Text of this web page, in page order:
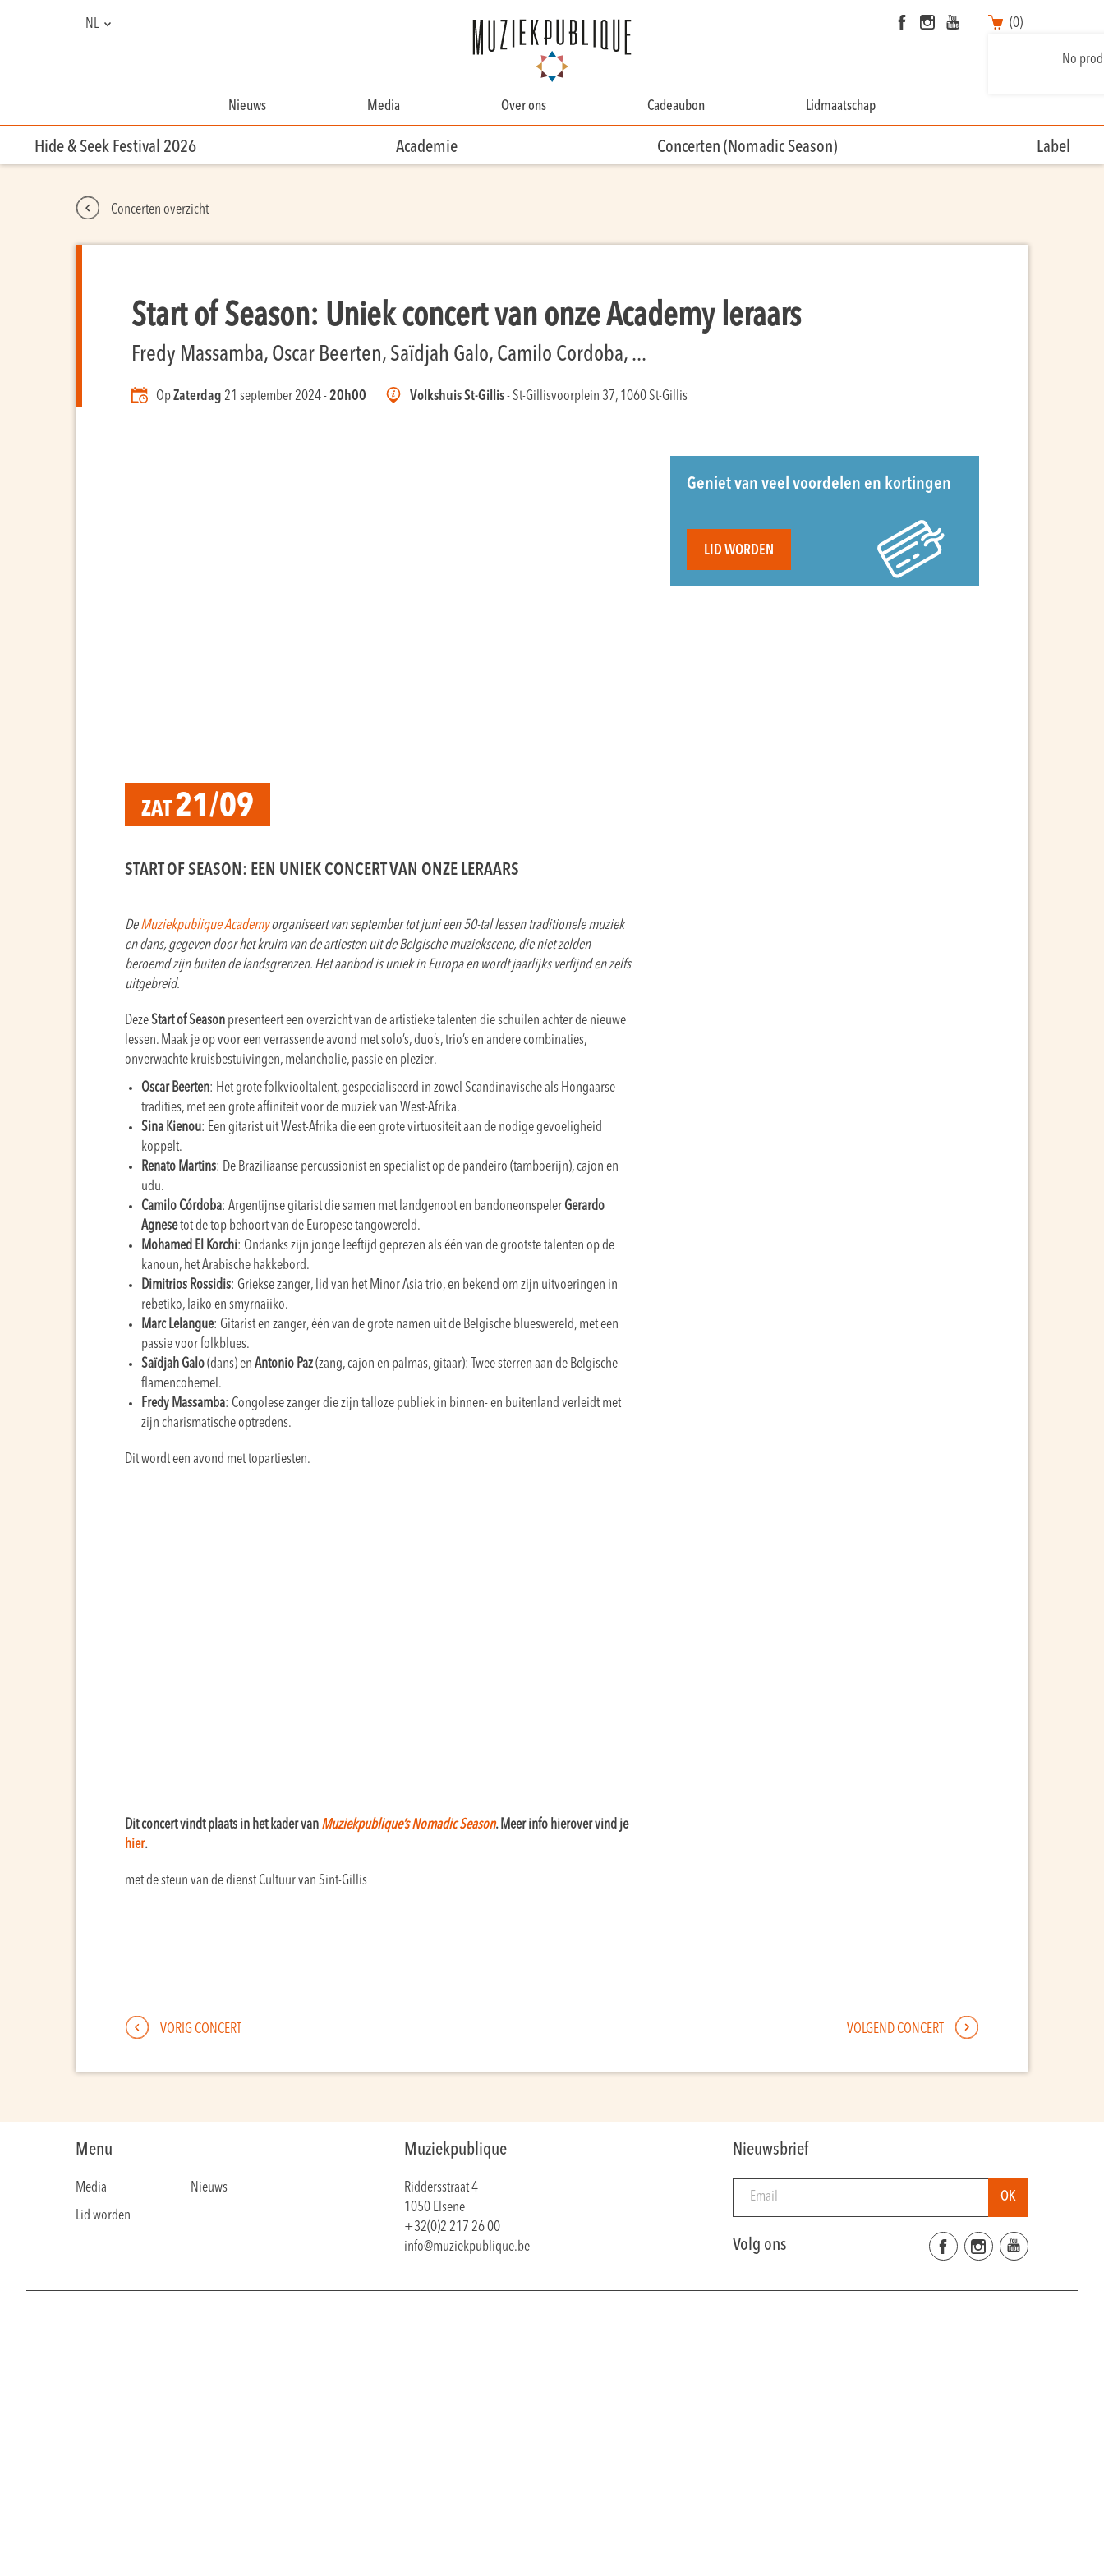
NL
(0)
No
Nieuws Media Over ons
Contact
Cadeaubon Lidmaatschap
Hide & Seek Festival 2026 Academie Concerten (Nomadic Season) Label
Concerten overzicht
Start of Season: Uniek concert van onze Academy leraars
Fredy Massamba, Oscar Beerten, Saïdjah Galo, Camilo Cordoba, ...
OpZaterdag 21 september 2024 -20h00 Volkshuis St-Gillis- St-Gillisvoorplein 37, 1060 St-Gillis
ZAT21/09
START OF SEASON: EEN UNIEK CONCERT VAN ONZE LERAARS
DeMuziekpublique Academyorganiseert van september tot juni een 50-tal lessen traditionele muziek
en dans, gegeven door het kruim van de artiesten uit de Belgische muziekscene, die niet zelden
beroemd zijn buiten de landsgrenzen. Het aanbod is uniek in Europa en wordt jaarlijks verfijnd en zelfs
uitgebreid.
DezeStart of Season presenteert een overzicht van de artistieke talenten die schuilen achter de nieuwe
lessen. Maak je op voor een verrassende avond met solo’s, duo’s, trio’s en andere combinaties,
onverwachte kruisbestuivingen, melancholie, passie en plezier.
Oscar Beerten: Het grote folkviooltalent, gespecialiseerd in zowel Scandinavische als Hongaarse
tradities, met een grote affiniteit voor de muziek van West-Afrika.
Sina Kienou: Een gitarist uit West-Afrika die een grote virtuositeit aan de nodige gevoeligheid
koppelt.
Renato Martins: De Braziliaanse percussionist en specialist op de pandeiro (tamboerijn), cajon en
udu.
Camilo Córdoba: Argentijnse gitarist die samen met landgenoot en bandoneonspeler Gerardo
Agnesetot de top behoort van de Europese tangowereld.
Mohamed El Korchi: Ondanks zijn jonge leeftijd geprezen als één van de grootste talenten op de
kanoun, het Arabische hakkebord.
Dimitrios Rossidis: Griekse zanger, lid van het Minor Asia trio, en bekend om zijn uitvoeringen in
rebetiko, laiko en smyrnaiiko.
Marc Lelangue: Gitarist en zanger, één van de grote namen uit de Belgische blueswereld, met een
passie voor folkblues.
Saïdjah Galo(dans) en Antonio Paz(zang, cajon en palmas, gitaar): Twee sterren aan de Belgische
flamencohemel.
Fredy Massamba: Congolese zanger die zijn talloze publiek in binnen- en buitenland verleidt met
zijn charismatische optredens.
Dit wordt een avond met topartiesten.
Dit concert vindt plaats in het kader van Muziekpublique’s Nomadic Season. Meer info hierover vind je
hier.
met de steun van de dienst Cultuur van Sint-Gillis
Geniet van veel voordelen en kortingen
LID WORDEN
VORIG CONCERT VOLGEND CONCERT
Menu
Media
Nieuws
Lid worden
Muziekpublique
Riddersstraat 4
1050 Elsene
+32(0)2 217 26 00
info@muziekpublique.be
Nieuwsbrief
Volg ons